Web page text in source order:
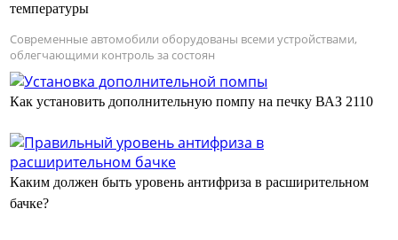
температуры
Современные автомобили оборудованы всеми устройствами,
облегчающими контроль за состоян
Как установить дополнительную помпу на печку ВАЗ 2110
Каким должен быть уровень антифриза в расширительном
бачке?